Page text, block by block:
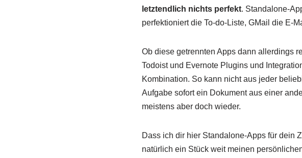
letztendlich nichts perfekt. Standalone-
perfektioniert die To-do-Liste, GMail die E-
Ob diese getrennten Apps dann allerdings
Todoist und Evernote Plugins und
Kombination. So kann nicht aus jeder
Aufgabe sofort ein Dokument aus einer
meistens aber doch wieder.
Dass ich dir hier Standalone-Apps für dein
natürlich ein Stück weit meinen